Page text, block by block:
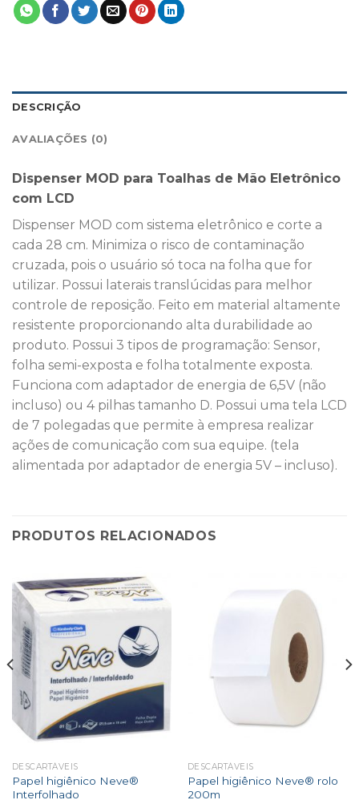
DESCRIÇÃO
AVALIAÇÕES (0)
Dispenser MOD para Toalhas de Mão Eletrônico
com LCD
Dispenser MOD com sistema eletrônico e corte a
cada 28 cm. Minimiza o risco de contaminação
cruzada, pois o usuário só toca na folha que for
utilizar. Possui laterais translúcidas para melhor
controle de reposição. Feito em material altamente
resistente proporcionando alta durabilidade ao
produto. Possui 3 tipos de programação: Sensor,
folha semi-exposta e folha totalmente exposta.
Funciona com adaptador de energia de 6,5V (não
incluso) ou 4 pilhas tamanho D. Possui uma tela LCD
de 7 polegadas que permite à empresa realizar
ações de comunicação com sua equipe. (tela
alimentada por adaptador de energia 5V – incluso).
PRODUTOS RELACIONADOS
DESCARTÁVEIS
Papel higiênico Neve®
Interfolhado
DESCARTÁVEIS
Papel higiênico Neve® rolo
200m